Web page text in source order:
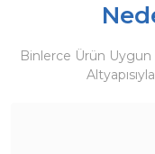
Binlerce Ürün
Altyapısıyla